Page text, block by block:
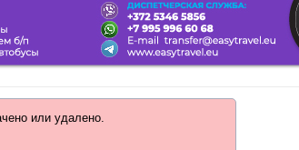
или удалено.